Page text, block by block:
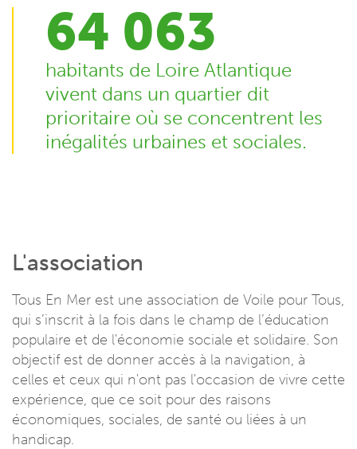
64 063
habitants de Loire Atlantique
vivent dans un quartier dit
prioritaire où se concentrent les
inégalités urbaines et sociales.
L'association
Tous En Mer est une association de Voile pour Tous,
qui s’inscrit à la fois dans le champ de l’éducation
populaire et de l'économie sociale et solidaire. Son
objectif est de donner accès à la navigation, à
celles et ceux qui n'ont pas l'occasion de vivre cette
expérience, que ce soit pour des raisons
économiques, sociales, de santé ou liées à un
handicap.